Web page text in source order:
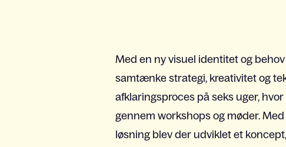
Med en ny visuel identitet og
samtænke strategi, kreativitet og
afklaringsproces på seks uger,
gennem workshops og møder.
løsning blev der udviklet et